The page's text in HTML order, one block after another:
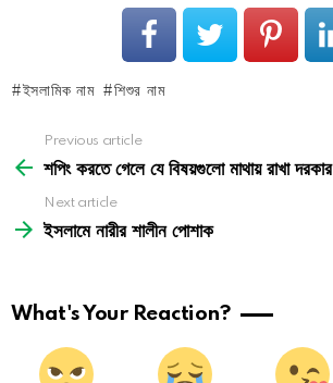
ইসলামিক নাম শিশুর নাম
more
Previous article
শপিং করতে গেলে যে বিষয়গুলো মাথায় রাখা দরকার
Next article
ইসলামে নারীর শালীন পোশাক
What's Your Reaction?